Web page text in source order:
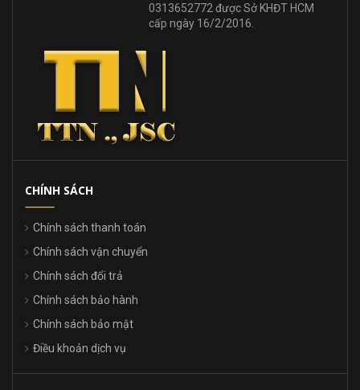
0313652772 được Sở KHĐT HCM
cấp ngày 16/2/2016.
CHÍNH SÁCH
Chính sách thanh toán
Chính sách vận chuyển
Chính sách đổi trả
Chính sách bảo hành
Chính sách bảo mật
Điều khoản dịch vụ